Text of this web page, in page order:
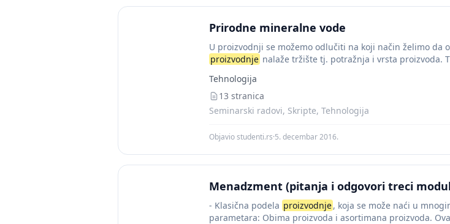
Prirodne mineralne vode
U proizvodnji se možemo odlučiti na koji način želimo
proizvodnje nalaže tržište tj. potražnja i vrsta proizvoda.
Tehnologija
13 stranica
Seminarski radovi, Skripte, Tehnologija
Objavio studenti.rs·5. decembar 2016.
Menadzment (pitanja i odgovori treci
- Klasična podela proizvodnje, koja se može naći u
parametara: Obima proizvoda i asortimana proizvoda.